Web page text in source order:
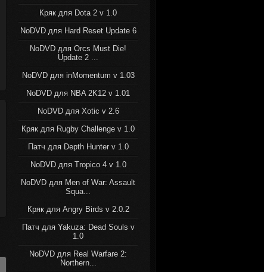
Кряк для Dota 2 v 1.0
NoDVD для Hard Reset Update 6
NoDVD для Orcs Must Die!
Update 2 ...
NoDVD для inMomentum v 1.03
NoDVD для NBA 2K12 v 1.01
NoDVD для Xotic v 2.6
Кряк для Rugby Challenge v 1.0
Патч для Depth Hunter v 1.0
NoDVD для Tropico 4 v 1.0
NoDVD для Men of War: Assault
Squa...
Кряк для Angry Birds v 2.0.2
Патч для Yakuza: Dead Souls v
1.0
NoDVD для Real Warfare 2:
Northern...